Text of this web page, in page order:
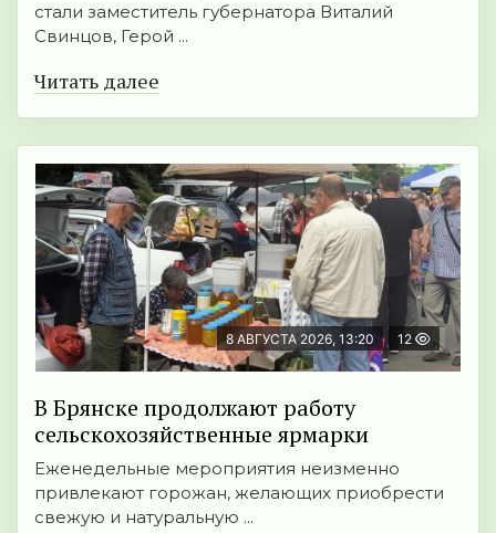
стали заместитель губернатора Виталий
Свинцов, Герой ...
Читать далее
8 АВГУСТА 2026, 13:20 12
В Брянске продолжают работу
сельскохозяйственные ярмарки
Еженедельные мероприятия неизменно
привлекают горожан, желающих приобрести
свежую и натуральную ...